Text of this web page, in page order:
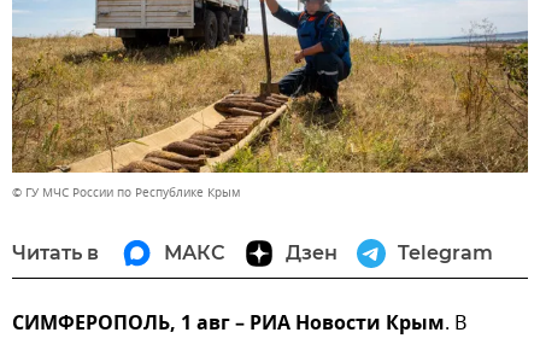
© ГУ МЧС России по Республике Крым
Читать в МАКС Дзен Telegram
СИМФЕРОПОЛЬ, 1 авг – РИА Новости Крым. В